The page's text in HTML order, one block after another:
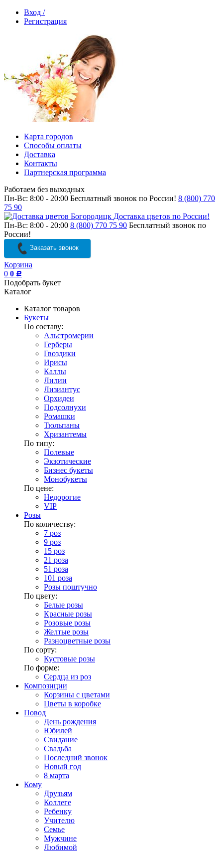
Вход /
Регистрация
Карта городов
Способы оплаты
Доставка
Контакты
Партнерская программа
Работаем без выходных
Пн-Вс: 8:00 - 20:00 Бесплатный звонок по России! 8 (800) 770
75 90
Доставка цветов по России!
Пн-Вс: 8:00 - 20:00 8 (800) 770 75 90 Бесплатный звонок по
России!
Заказать звонок
Корзина
0 0 Р
Подобрать букет
Каталог
Каталог товаров
Букеты
По составу:
Альстромерии
Герберы
Гвоздики
Ирисы
Каллы
Лилии
Лизиантус
Орхидеи
Подсолнухи
Ромашки
Тюльпаны
Хризантемы
По типу:
Полевые
Экзотические
Бизнес букеты
Монобукеты
По цене:
Недорогие
VIP
Розы
По количеству:
7 роз
9 роз
15 роз
21 роза
51 роза
101 роза
Розы поштучно
По цвету:
Белые розы
Красные розы
Розовые розы
Желтые розы
Разноцветные розы
По сорту:
Кустовые розы
По форме:
Сердца из роз
Композиции
Корзины с цветами
Цветы в коробке
Повод
День рождения
Юбилей
Свидание
Свадьба
Последний звонок
Новый год
8 марта
Кому
Друзьям
Коллеге
Ребенку
Учителю
Семье
Мужчине
Любимой